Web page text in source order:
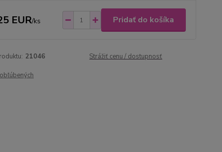
EUR/ks Pridať do košíka
21046 Strážiť cenu / dostupnosť